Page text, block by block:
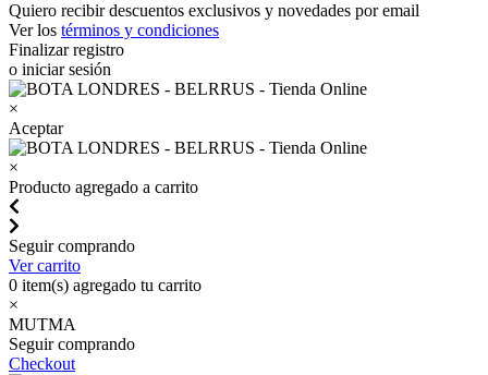
Quiero recibir descuentos exclusivos y novedades por email
Ver los términos y condiciones
Finalizar registro
o iniciar sesión
×
Aceptar
×
Producto agregado a carrito
Seguir comprando
Ver carrito
0 item(s) agregado tu carrito
×
MUTMA
Seguir comprando
Checkout